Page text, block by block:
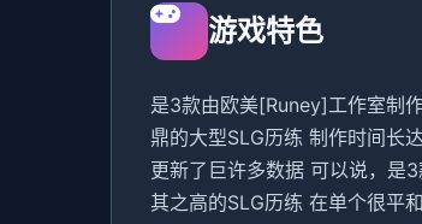
游戏特色
是3款由欧美[Runey]工作室制
鼎的大型SLG历练 制作时间长达
更新了巨许多数据 可以说，是
其之高的SLG历练 在单个很平